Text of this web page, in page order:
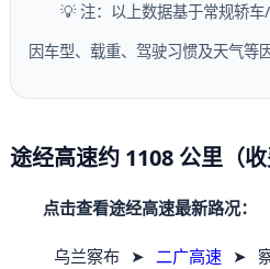
💡 注：以上数据基于常规轿
因车型、载重、驾驶习惯及天气等
途经高速约 1108 公里（收
点击查看途经高速最新路况：
乌兰察布 ➤ 二广高速 ➤